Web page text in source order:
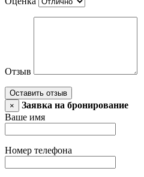
Отзыв
Оставить отзыв
×
Заявка на бронирование
Ваше имя
Номер телефона